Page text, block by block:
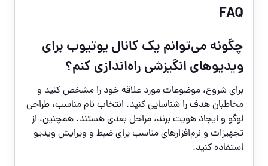
FAQ
چگونه می‌توانم یک کانال یوتیوب برای
ویدیوهای انگیزشی راه‌اندازی کنم؟
برای شروع، موضوعات مورد علاقه خود را مشخص کنید و
مخاطبان هدف را شناسایی کنید. انتخاب نام مناسب، طراحی
لوگو و ایجاد هویت برند، مراحل بعدی هستند. همچنین، از
تجهیزات و نرم‌افزارهای مناسب برای ضبط و ویرایش ویدیو
استفاده کنید.